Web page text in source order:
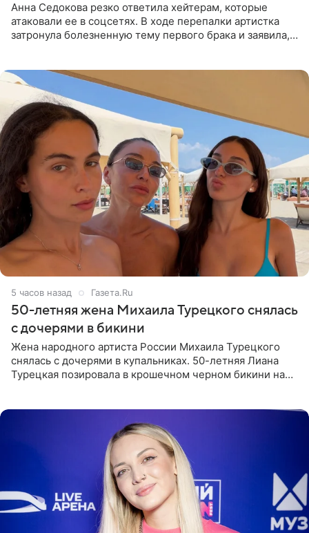
Анна Седокова резко ответила хейтерам, которые
атаковали ее в соцсетях. В ходе перепалки артистка
затронула болезненную тему первого брака и заявила,
5 часов назад Газета.Ru
50-летняя жена Михаила Турецкого снялась
с дочерями в бикини
Жена народного артиста России Михаила Турецкого
снялась с дочерями в купальниках. 50-летняя Лиана
Турецкая позировала в крошечном черном бикини на